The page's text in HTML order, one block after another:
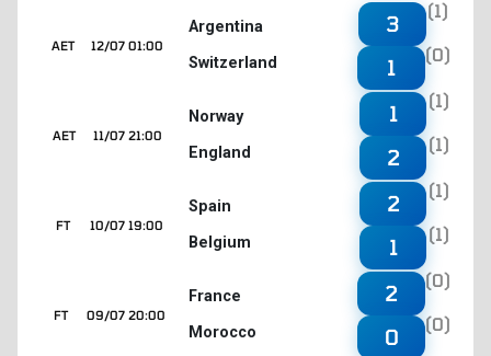
12/07 01:00
AET
Argentina
Switzerland
3
(1)
1
(0)
11/07 21:00
AET
Norway
England
1
(1)
2
(1)
10/07 19:00
FT
Spain
Belgium
2
(1)
1
(1)
09/07 20:00
FT
France
Morocco
2
(0)
0
(0)